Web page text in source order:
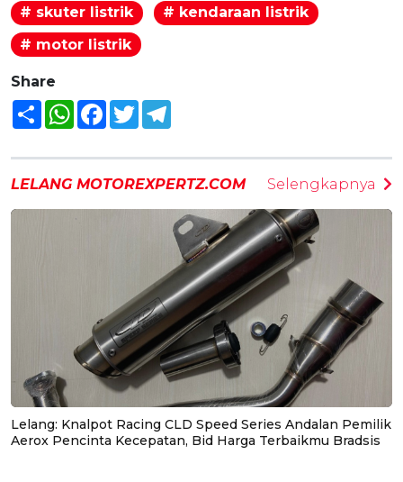
# skuter listrik
# kendaraan listrik
# motor listrik
Share
Share WhatsAppFacebook
Twitter
LELANG MOTOREXPERTZ.COM Selengkapnya
Lelang: Knalpot Racing CLD Speed Series Andalan Pemilik
Aerox Pencinta Kecepatan, Bid Harga Terbaikmu Bradsis